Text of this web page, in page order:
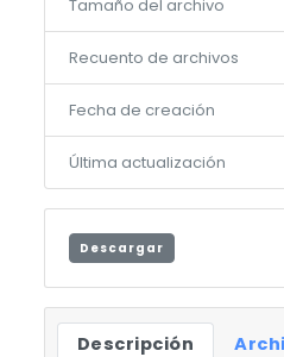
Tamaño del archivo
Recuento de archivos
Fecha de creación
Última actualización
Descargar
Descripción